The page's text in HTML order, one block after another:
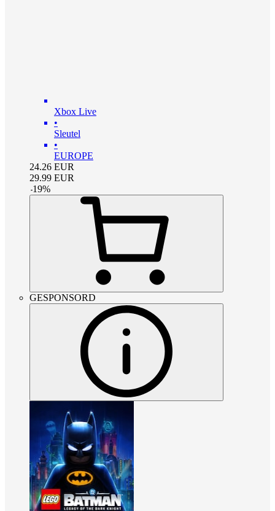
Xbox Live
•
Sleutel
•
EUROPE
24.26 EUR
29.99 EUR
-19%
GESPONSORD